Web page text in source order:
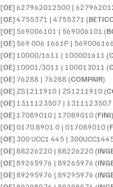
[OE] 627962012500 |
[OE] 4755371 | 4755371 (
[OE] 569006101 | 569006101 (
[OE] 569 006 1661P |
[OE] 10000/1611 | 100001611 (
[OE] 10001/3011 | 100013011 (
[OE] 76288 | 76288 (COMPAIR)
[OE] ZS1211910 | ZS1211910 (
[OE] 1311123507 | 1311123507
[OE] 17089010 | 17089010 (FINI)
[OE] 0170.8901.0 | 017089010 (
[OE] 300 UCC1 445 |
[OE] 88226220 | 88226220 (
[OE] 89265976 | 89265976 (
[OE] 89295976 | 89295976 (